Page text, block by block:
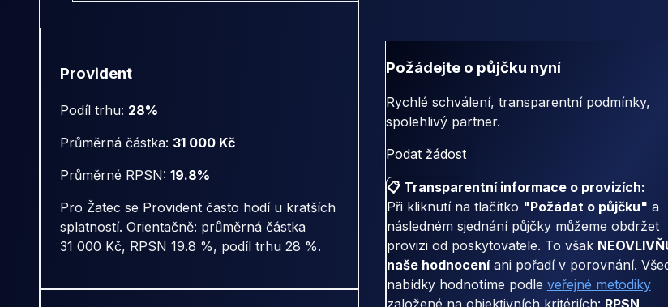
Provident
Podíl trhu: 28%
Průměrná částka: 31 000 Kč
Průměrné RPSN: 19.8%
Pro Žatec se Provident často hodí u kratších
splatností. Orientačně: průměrná částka
31 000 Kč, RPSN 19.8 %, podíl trhu 28 %.
Požádejte o půjčku nyní
Rychlé schválení, transparentní podmínky,
spolehlivý partner.
Podat žádost
📋 Transparentní informace o provizích:
Při kliknutí na tlačítko "Požádat o půjčku" a
následném sjednání půjčky můžeme obdržet
provizi od poskytovatele. To však
naše hodnoceníani pořadí v porovnání.
nabídky hodnotíme podle veřejné metodiky